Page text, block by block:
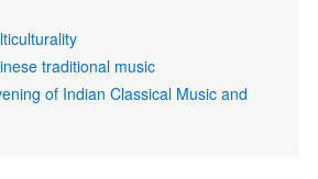
traditional music
of Indian Classical Music and